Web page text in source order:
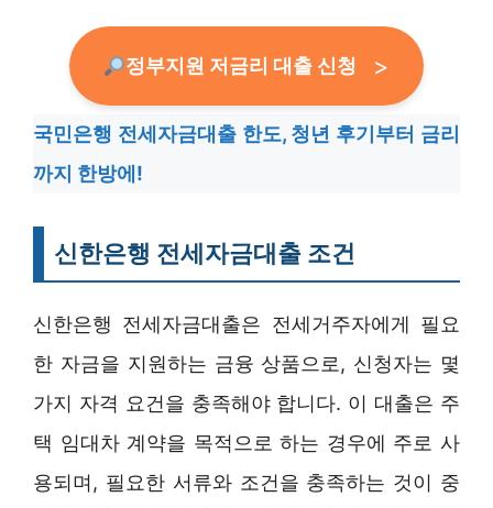
정부지원 저금리 대출 신청
국민은행 전세자금대출 한도, 청년 후기부터 금리
까지 한방에!
신한은행 전세자금대출 조건
신한은행 전세자금대출은 전세거주자에게 필요
한 자금을 지원하는 금융 상품으로, 신청자는 몇
가지 자격 요건을 충족해야 합니다. 이 대출은 주
택 임대차 계약을 목적으로 하는 경우에 주로 사
용되며, 필요한 서류와 조건을 충족하는 것이 중